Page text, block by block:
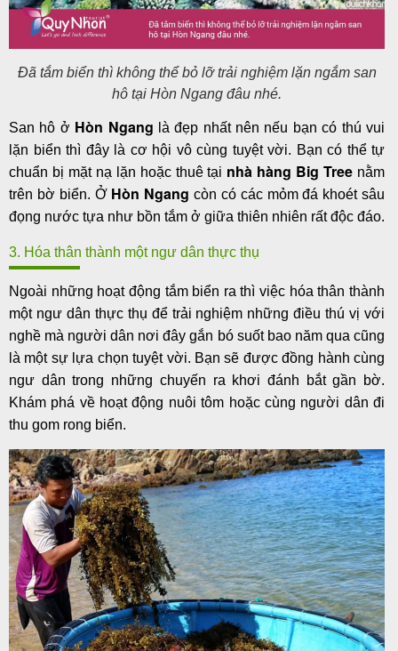
Đã tắm biển thì không thể bỏ lỡ trải nghiệm lặn ngắm san
hô tại Hòn Ngang đâu nhé.
San hô ở Hòn Ngang là đẹp nhất nên nếu bạn có thú vui
lặn biển thì đây là cơ hội vô cùng tuyệt vời. Bạn có thể tự
chuẩn bị mặt nạ lặn hoặc thuê tại nhà hàng Big Tree nằm
trên bờ biển. Ở Hòn Ngang còn có các mỏm đá khoét sâu
đọng nước tựa như bồn tắm ở giữa thiên nhiên rất độc đáo.
3. Hóa thân thành một ngư dân thực thụ
Ngoài những hoạt động tắm biển ra thì việc hóa thân thành
một ngư dân thực thụ để trải nghiệm những điều thú vị với
nghề mà người dân nơi đây gắn bó suốt bao năm qua cũng
là một sự lựa chọn tuyệt vời. Bạn sẽ được đồng hành cùng
ngư dân trong những chuyến ra khơi đánh bắt gần bờ.
Khám phá về hoạt động nuôi tôm hoặc cùng người dân đi
thu gom rong biển.